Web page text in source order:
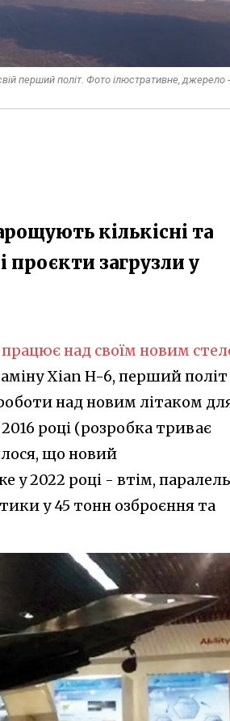
перший політ. Фото ілюстративне, джерело -
кількісні та
проєкти загрузли у
працює над своїм новим
Xian H-6, перший політ
над новим літаком
році (розробка триває
що новий
у 2022 році - втім,
у 45 тонн озброєння та